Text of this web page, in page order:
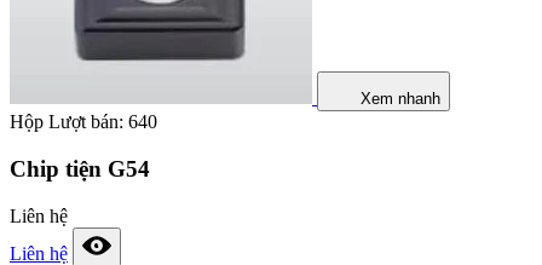
Xem nhanh
Hộp Lượt bán: 640
Chip tiện G54
Liên hệ
Liên hệ